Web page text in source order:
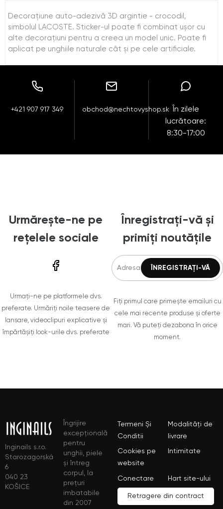
Decoraţiune auto-adezivă 3D argintie - crocodil,
simbolul LACOSTE. Sticker-ul poate fi combinat uşor cu
alte decoraţiuni pentru a creea un model unic. Poate fi
aplicat pe unghiile naturale cât şi pe cele artificiale.
+421 907 917 349 obchod@nechtovyshop.sk
În zilele
lucrătoare:
8:30-17:00
Urmărește-ne pe
rețelele sociale
Urmați-ne pe platformele dvs.
preferate. Urmăriți noile teasere de
lansare, videoclipuri explicative și
împărtășiți look-urile dvs. preferate
Înregistrați-vă și
primiți noutățile
Fiți primul care primește emailuri cu
cele mai recente produse și oferte
mari. Vă puteți dezabona în orice
moment.
Inginails s.r.o.
Starozagorská
6
040 23
KOŠICE
Îngrijire
excepțională
pentru
unghii, piele
și întreg
corpul, la
prețuri
imbatabile
din 2007
Termeni Și
Conditii
Modalități de
livrare
Cookies pe
website
Intimitate
Conectare Hart site-ului
Retragere din contract